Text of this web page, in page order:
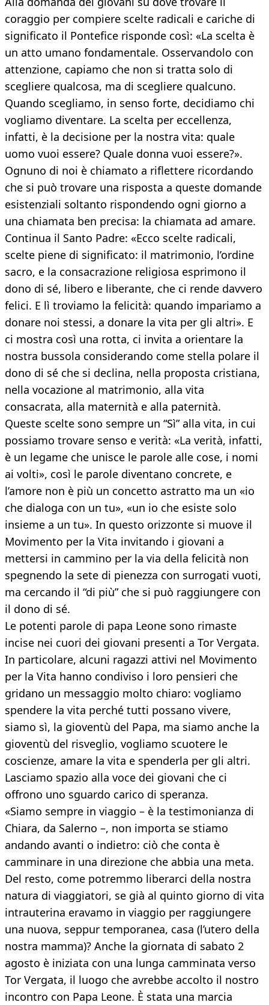
coraggio per compiere scelte radicali e cariche di
significato il Pontefice risponde così: «La scelta è
un atto umano fondamentale. Osservandolo con
attenzione, capiamo che non si tratta solo di
scegliere qualcosa, ma di scegliere qualcuno.
Quando scegliamo, in senso forte, decidiamo chi
vogliamo diventare. La scelta per eccellenza,
infatti, è la decisione per la nostra vita: quale
uomo vuoi essere? Quale donna vuoi essere?».
Ognuno di noi è chiamato a riflettere ricordando
che si può trovare una risposta a queste domande
esistenziali soltanto rispondendo ogni giorno a
una chiamata ben precisa: la chiamata ad amare.
Continua il Santo Padre: «Ecco scelte radicali,
scelte piene di significato: il matrimonio, l’ordine
sacro, e la consacrazione religiosa esprimono il
dono di sé, libero e liberante, che ci rende davvero
felici. E lì troviamo la felicità: quando impariamo a
donare noi stessi, a donare la vita per gli altri». E
ci mostra così una rotta, ci invita a orientare la
nostra bussola considerando come stella polare il
dono di sé che si declina, nella proposta cristiana,
nella vocazione al matrimonio, alla vita
consacrata, alla maternità e alla paternità.
Queste scelte sono sempre un “Sì” alla vita, in cui
possiamo trovare senso e verità: «La verità, infatti,
è un legame che unisce le parole alle cose, i nomi
ai volti», così le parole diventano concrete, e
l’amore non è più un concetto astratto ma un «io
che dialoga con un tu», «un io che esiste solo
insieme a un tu». In questo orizzonte si muove il
Movimento per la Vita invitando i giovani a
mettersi in cammino per la via della felicità non
spegnendo la sete di pienezza con surrogati vuoti,
ma cercando il “di più” che si può raggiungere con
il dono di sé.
Le potenti parole di papa Leone sono rimaste
incise nei cuori dei giovani presenti a Tor Vergata.
In particolare, alcuni ragazzi attivi nel Movimento
per la Vita hanno condiviso i loro pensieri che
gridano un messaggio molto chiaro: vogliamo
spendere la vita perché tutti possano vivere,
siamo sì, la gioventù del Papa, ma siamo anche la
gioventù del risveglio, vogliamo scuotere le
coscienze, amare la vita e spenderla per gli altri.
Lasciamo spazio alla voce dei giovani che ci
offrono uno sguardo carico di speranza.
«Siamo sempre in viaggio – è la testimonianza di
Chiara, da Salerno –, non importa se stiamo
andando avanti o indietro: ciò che conta è
camminare in una direzione che abbia una meta.
Del resto, come potremmo liberarci della nostra
natura di viaggiatori, se già al quinto giorno di vita
intrauterina eravamo in viaggio per raggiungere
una nuova, seppur temporanea, casa (l’utero della
nostra mamma)? Anche la giornata di sabato 2
agosto è iniziata con una lunga camminata verso
Tor Vergata, il luogo che avrebbe accolto il nostro
incontro con Papa Leone. È stata una marcia